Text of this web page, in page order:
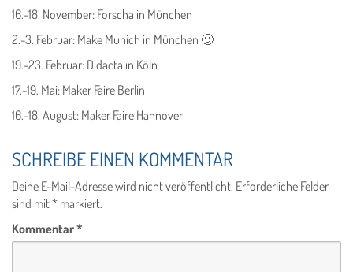
16.-18. November: Forscha in München
2.-3. Februar: Make Munich in München 🙂
19.-23. Februar: Didacta in Köln
17.-19. Mai: Maker Faire Berlin
16.-18. August: Maker Faire Hannover
SCHREIBE EINEN KOMMENTAR
Deine E-Mail-Adresse wird nicht veröffentlicht. Erforderliche Felder
sind mit* markiert.
Kommentar*